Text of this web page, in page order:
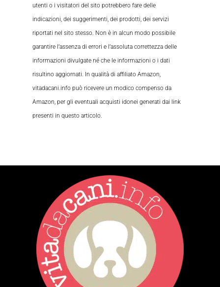
utenti o i visitatori del sito potrebbero fare delle
indicazioni, dei suggerimenti, dei prodotti, dei servizi
riportati nel sito stesso. Non è in alcun modo possibile
garantire l’assenza di errori e l’assoluta correttezza delle
informazioni divulgate né che le informazioni o i dati
risultino aggiornati. In qualità di affiliato Amazon,
vitadacani.info può ricevere un modico compenso da
Amazon, per gli eventuali acquisti idonei generati dai link
presenti in questo articolo.